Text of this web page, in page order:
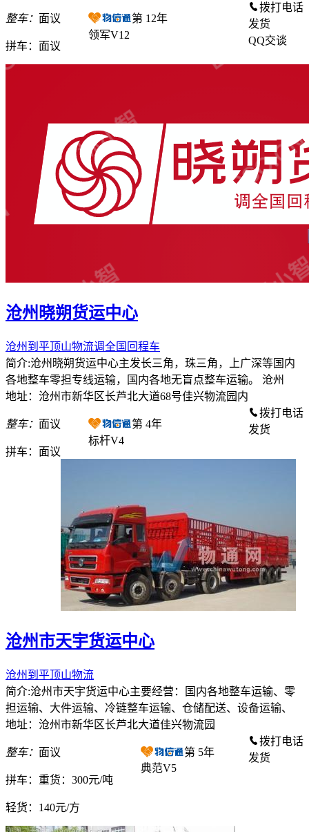
整车： 面议
拼车： 面议
第 12年
领军V12
拨打电话
发货
QQ交谈
沧州晓朔货运中心
沧州到平顶山物流调全国回程车
简介:沧州晓朔货运中心主发长三角，珠三角，上广深等国内
各地整车零担专线运输，国内各地无盲点整车运输。 沧州
地址：沧州市新华区长芦北大道68号佳兴物流园内
整车： 面议
拼车： 面议
第 4年
标杆V4
拨打电话
发货
沧州市天宇货运中心
沧州到平顶山物流
简介:沧州市天宇货运中心主要经营：国内各地整车运输、零
担运输、大件运输、冷链整车运输、仓储配送、设备运输、
地址：沧州市新华区长芦北大道佳兴物流园
整车： 面议
拼车： 重货：300元/吨
轻货： 140元/方
第 5年
典范V5
拨打电话
发货